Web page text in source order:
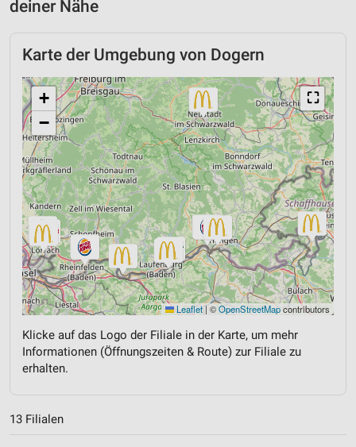
deiner Nähe
Karte der Umgebung von Dogern
⛶
+
−
Leaflet | ©OpenStreetMapcontributors
Klicke auf das Logo der Filiale in der Karte, um mehr
Informationen (Öffnungszeiten & Route) zur Filiale zu
erhalten.
13 Filialen